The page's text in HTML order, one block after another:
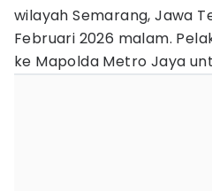
wilayah Semarang, Jawa
Februari 2026 malam.
ke Mapolda Metro Jaya